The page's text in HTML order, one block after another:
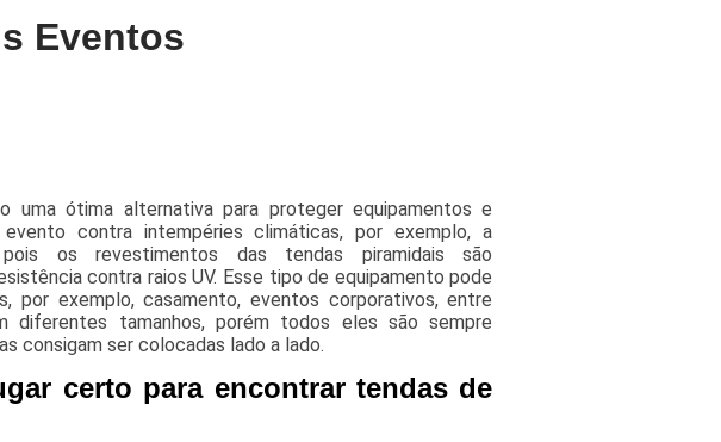
Eventos
uma ótima alternativa para proteger equipamentos e
contra intempéries climáticas, por exemplo, a
os revestimentos das tendas piramidais são
contra raios UV. Esse tipo de equipamento pode
por exemplo, casamento, eventos corporativos, entre
diferentes tamanhos, porém todos eles são sempre
consigam ser colocadas lado a lado.
certo para encontrar tendas de